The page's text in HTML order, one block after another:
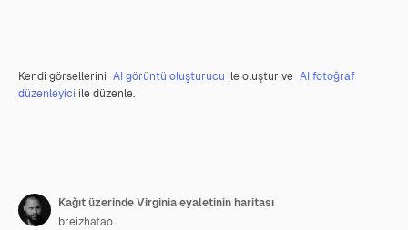
Kendi görsellerini AI görüntü oluşturucu ile oluştur ve AI fotoğraf
düzenleyici ile düzenle.
Kağıt üzerinde Virginia eyaletinin haritası
breizhatao